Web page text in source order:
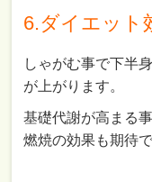
6.ダイエット
しゃがむ事で下半
が上がります。
基礎代謝が高まる
燃焼の効果も期待で